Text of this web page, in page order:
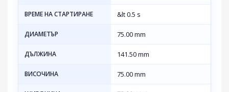
ВРЕМЕ НА СТАРТИРАНЕ &lt 0.5 s
ДИАМЕТЪР 75.00 mm
ДЪЛЖИНА 141.50 mm
ВИСОЧИНА 75.00 mm